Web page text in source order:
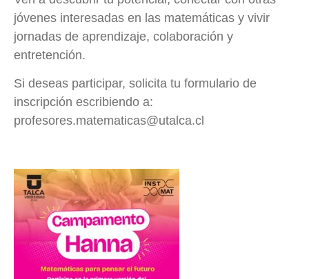
jóvenes interesadas en las matemáticas y vivir
jornadas de aprendizaje, colaboración y
entretención.
Si deseas participar, solicita tu formulario de
inscripción escribiendo a:
profesores.matematicas@utalca.cl